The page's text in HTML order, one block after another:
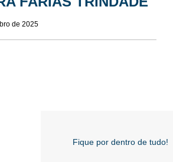
de 2025
Fique por dentro de tudo!